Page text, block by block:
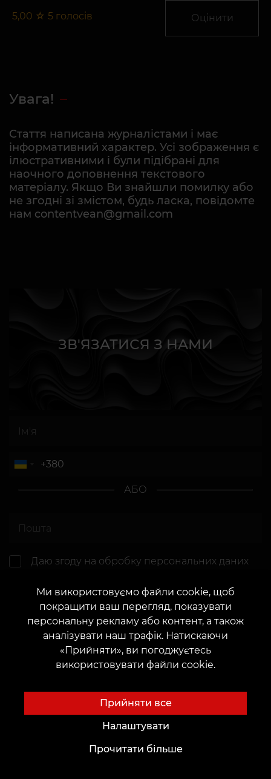
5,00 ☆ 5 голосів Оцінити
Увага!
Стаття написана журналістами і має
інформативний характер. Усі зображення є
ілюстративними і були підібрані для
наочного доповнення текстового
матеріалу. Якщо Ви знайшли помилку або
не згодні зі змістом, будь ласка, повідомте
нам contentvean@gmail.com
ЗВ'ЯЗАТИСЯ З НАМИ
АБО
Даю згоду на обробку персональних даних
Відправити
Швидкий пошук ескізів
Ми використовуємо файли cookie, щоб
покращити ваш перегляд, показувати
персональну рекламу або контент, а також
аналізувати наш трафік. Натискаючи
«Прийняти», ви погоджуєтесь
використовувати файли cookie.
Прийняти все
Налаштувати
Прочитати більше